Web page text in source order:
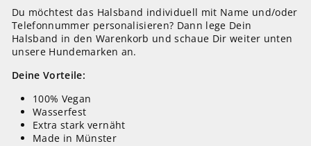
Du möchtest das Halsband individuell mit Name und/oder
Telefonnummer personalisieren? Dann lege Dein
Halsband in den Warenkorb und schaue Dir weiter unten
unsere Hundemarken an.
Deine Vorteile:
100% Vegan
Wasserfest
Extra stark vernäht
Made in Münster